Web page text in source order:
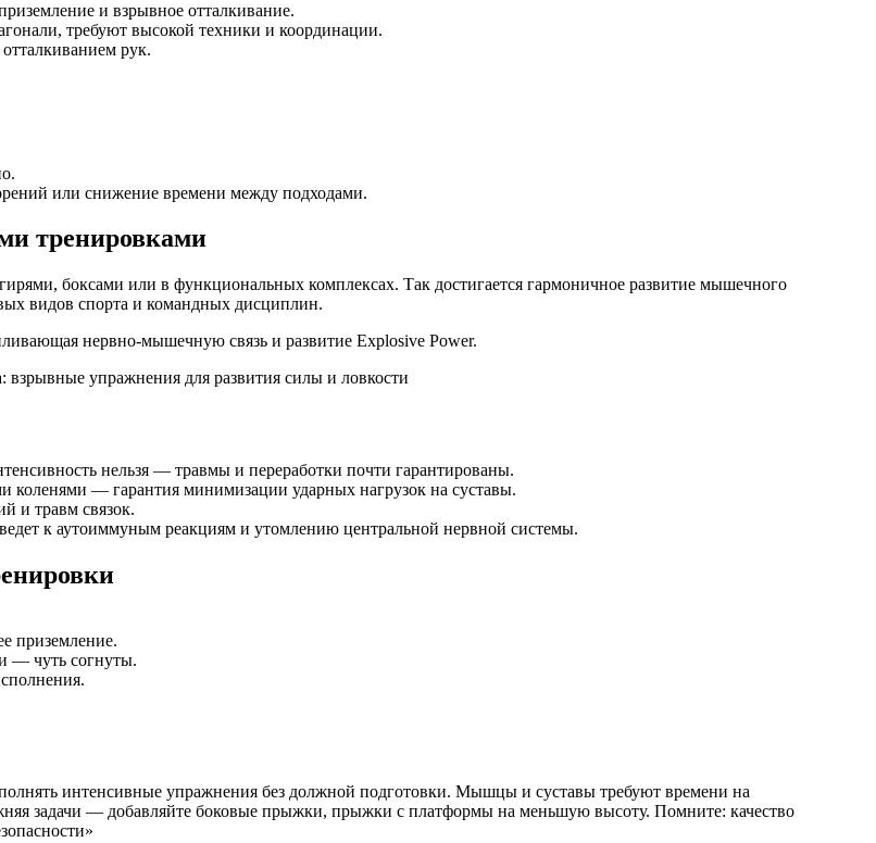
и взрывное отталкивание.
требуют высокой техники и координации.
рук.
или снижение времени между подходами.
тренировками
боксами или в функциональных комплексах. Так достигается гармоничное развитие мышечного
видов спорта и командных дисциплин.
нервно-мышечную связь и развитие Explosive Power.
нельзя — травмы и переработки почти гарантированы.
коленями — гарантия минимизации ударных нагрузок на суставы.
и травм связок.
к аутоиммуным реакциям и утомлению центральной нервной системы.
приземление.
— чуть согнуты.
интенсивные упражнения без должной подготовки. Мышцы и суставы требуют времени на
задачи — добавляйте боковые прыжки, прыжки с платформы на меньшую высоту. Помните: качество